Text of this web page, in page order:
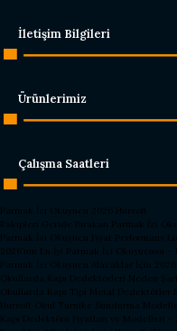
İletişim Bilgileri
Ürünlerimiz
Çalışma Saatleri
Parmak İzi Okuyucu 2026 Hursoft
Rakipleri Geride Bırakan Parmak İzi
Parmak İzi Okuyucu Fiyat Performans
2026’nın En İyi Parmak İzi Okuyucusu
Parmak İzi Okuyucu Alacaklar İçin 2026
Okullarda Kapı Dedektörleri Neden
Okullarda Kapı Tipi Metal Dedektörler
Hursoft Okul Turnike Sundurma
Kapı Dedektörü Fiyatları ve Modelleri -